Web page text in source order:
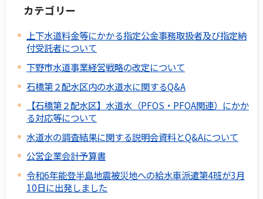
カテゴリー
上下水道料金等にかかる指定公金事務取扱者及び指定納
付受託者について
下野市水道事業経営戦略の改定について
石橋第２配水区内の水道水に関するQ&A
【石橋第２配水区】水道水（PFOS・PFOA関連）にかか
る対応等について
水道水の調査結果に関する説明会資料とQ&Aについて
公営企業会計予算書
令和6年能登半島地震被災地への給水車派遣第4班が3月
10日に出発しました